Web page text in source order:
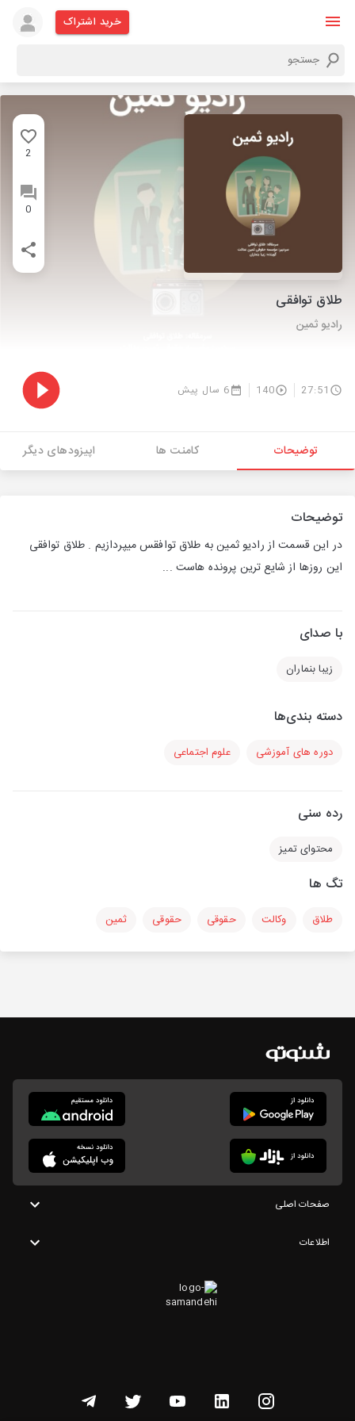
خرید اشتراک
2
0
طلاق توافقی
رادیو ثمین
27:51
140 6 سال پیش
توضیحات کامنت ها اپیزودهای دیگر
توضیحات
در این قسمت از رادیو ثمین به طلاق توافقس میپردازیم . طلاق توافقی
این روزها از شایع ترین پرونده هاست ...
با صدای
زیبا بنماران
دسته بندی‌ها
دوره های آموزشی علوم اجتماعی
رده سنی
محتوای تمیز
تگ ها
طلاق وکالت حقوقی حقوقی ثمین
صفحات اصلی
اطلاعات